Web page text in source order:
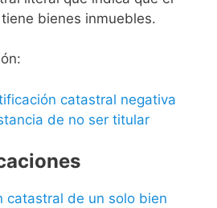
bienes inmuebles.
catastral negativa
de no ser titular
catastral de un solo bien